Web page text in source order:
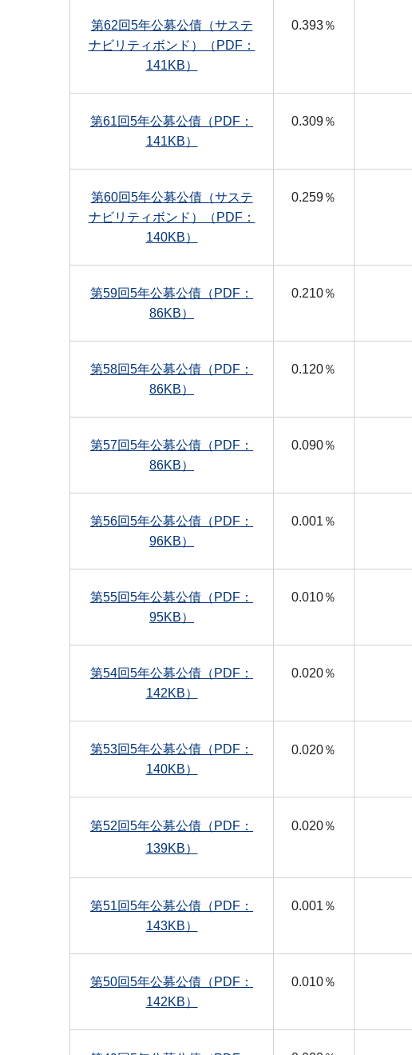
第62回5年公募公債（サステ
ナビリティボンド）（PDF：
141KB）
0.393％
第61回5年公募公債（PDF：
141KB）
0.309％
第60回5年公募公債（サステ
ナビリティボンド）（PDF：
140KB）
0.259％
第59回5年公募公債（PDF：
86KB）
0.210％
第58回5年公募公債（PDF：
86KB）
0.120％
第57回5年公募公債（PDF：
86KB）
0.090％
第56回5年公募公債（PDF：
96KB）
0.001％
第55回5年公募公債（PDF：
95KB）
0.010％
第54回5年公募公債（PDF：
142KB）
0.020％
第53回5年公募公債（PDF：
140KB）
0.020％
第52回5年公募公債（PDF：
139KB）
0.020％
第51回5年公募公債（PDF：
143KB）
0.001％
第50回5年公募公債（PDF：
142KB）
0.010％